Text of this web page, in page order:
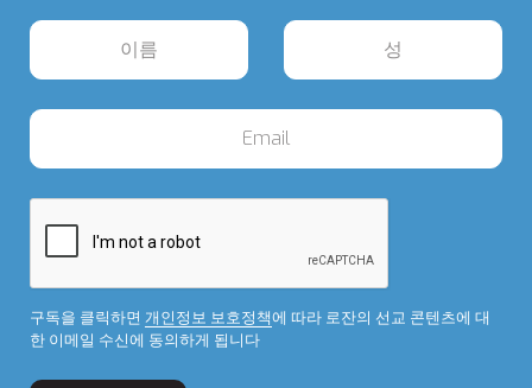
구독을 클릭하면 개인정보 보호정책에 따라 로잔의 선교 콘텐츠에 대
한 이메일 수신에 동의하게 됩니다